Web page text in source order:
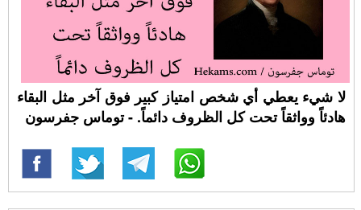
لا شيء يعطي أي شخص امتياز كبير فوق آخر مثل البقاء
هادئاً وواثقاً تحت كل الظروف دائماً. - توماس جفرسون